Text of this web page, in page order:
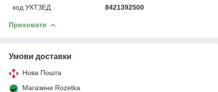
код УКТЗЕД
8421392500
Приховати
Умови доставки
Нова Пошта
Магазини Rozetka